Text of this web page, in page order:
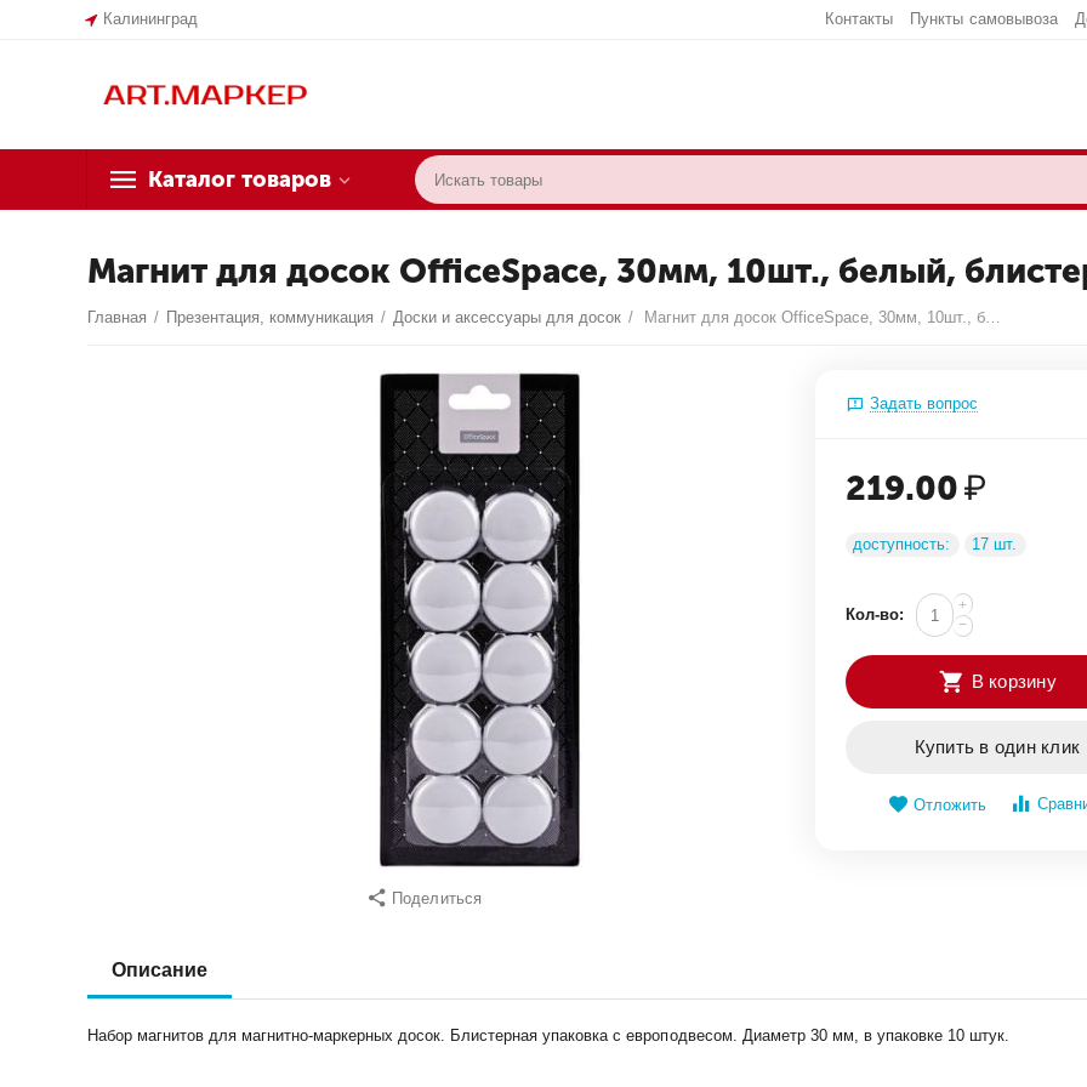
Калининград Контакты Пункты самовывоза
Каталог товаров
Магнит для досок OfficeSpace, 30мм, 10шт., белый,
Главная / Презентация, коммуникация / Доски и аксессуары для досок / Магнит для досок OfficeSpace, 30мм, 10шт., белый, блистер, европодвес
Поделиться
Задать вопрос
219.00₽
доступность: 17 шт.
Кол-во:
+
−
В корзину
Купить в один клик
Отложить
Описание
Набор магнитов для магнитно-маркерных досок. Блистерная упаковка с европодвесом. Диаметр 30 мм, в упаковке 10 штук.